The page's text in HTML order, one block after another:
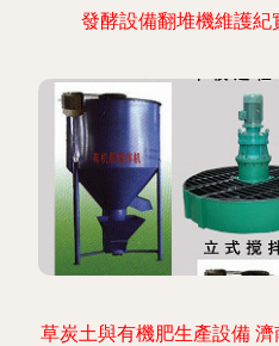
發酵設備翻堆機維護紀
草炭土與有機肥生產設備 濟